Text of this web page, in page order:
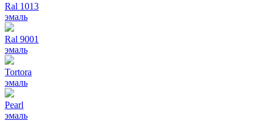
Ral 1013
эмаль
Ral 9001
эмаль
Tortora
эмаль
Pearl
эмаль